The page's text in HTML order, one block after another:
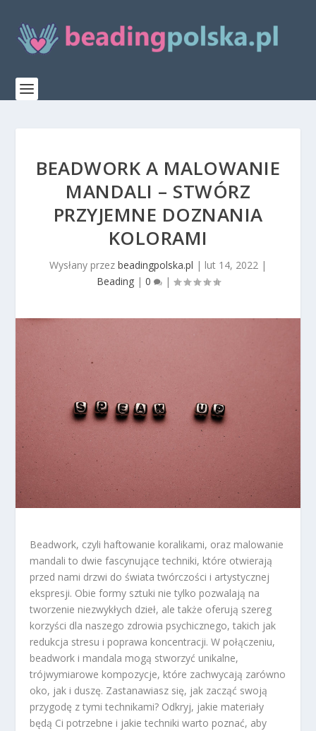
BEADWORK A MALOWANIE
MANDALI – STWÓRZ
PRZYJEMNE DOZNANIA
KOLORAMI
Wysłany przez beadingpolska.pl | lut 14, 2022 |
Beading| 0 |
Beadwork, czyli haftowanie koralikami, oraz malowanie
mandali to dwie fascynujące techniki, które otwierają
przed nami drzwi do świata twórczości i artystycznej
ekspresji. Obie formy sztuki nie tylko pozwalają na
tworzenie niezwykłych dzieł, ale także oferują szereg
korzyści dla naszego zdrowia psychicznego, takich jak
redukcja stresu i poprawa koncentracji. W połączeniu,
beadwork i mandala mogą stworzyć unikalne,
trójwymiarowe kompozycje, które zachwycają zarówno
oko, jak i duszę. Zastanawiasz się, jak zacząć swoją
przygodę z tymi technikami? Odkryj, jakie materiały
będą Ci potrzebne i jakie techniki warto poznać, aby